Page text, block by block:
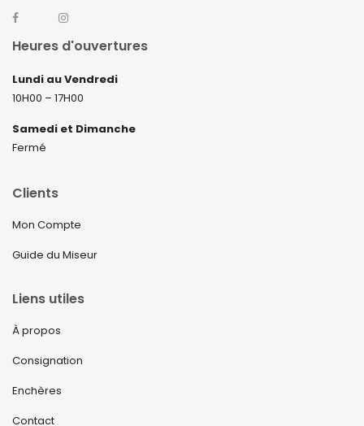
Heures d'ouvertures
Lundi au Vendredi
10H00 – 17H00
Samedi et Dimanche
Fermé
Clients
Mon Compte
Guide du Miseur
Liens utiles
À propos
Consignation
Enchères
Contact